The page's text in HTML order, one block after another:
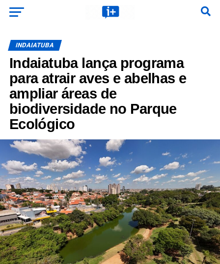
INDAIATUBA
Indaiatuba lança programa
para atrair aves e abelhas e
ampliar áreas de
biodiversidade no Parque
Ecológico